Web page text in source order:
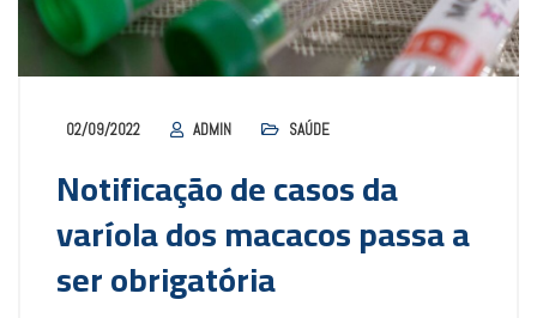
02/09/2022 ADMIN SAÚDE
Notificação de casos da
varíola dos macacos passa a
ser obrigatória